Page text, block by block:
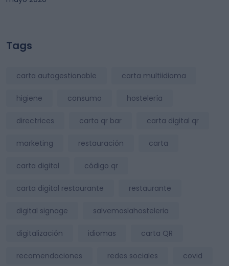
Tags
carta autogestionable carta multiidioma
higiene consumo hostelería
directrices carta qr bar carta digital qr
marketing restauración carta
carta digital código qr
carta digital restaurante restaurante
digital signage salvemoslahosteleria
digitalización idiomas carta QR
recomendaciones redes sociales covid